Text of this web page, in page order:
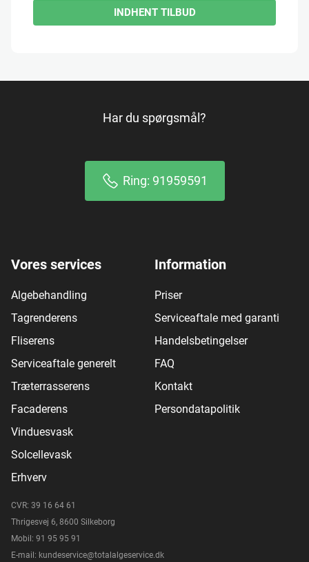
INDHENT TILBUD
Har du spørgsmål?
Ring: 91959591
Vores services
Algebehandling
Tagrenderens
Fliserens
Serviceaftale generelt
Træterrasserens
Facaderens
Vinduesvask
Solcellevask
Erhverv
Information
Priser
Serviceaftale med garanti
Handelsbetingelser
FAQ
Kontakt
Persondatapolitik
CVR: 39 16 64 61
Thrigesvej 6, 8600 Silkeborg
Mobil: 91 95 95 91
E-mail: kundeservice@totalalgeservice.dk